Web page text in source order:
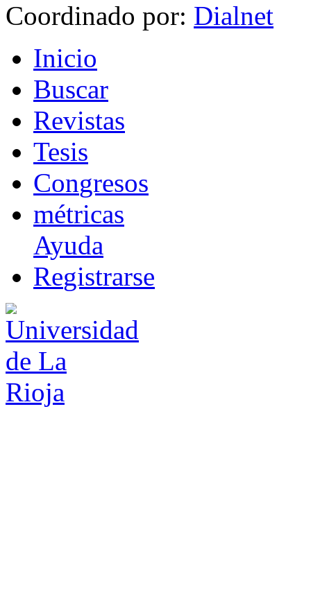
Coordinado por:
Inicio
Buscar
Revistas
Tesis
Congresos
métricas
Ayuda
Registrarse